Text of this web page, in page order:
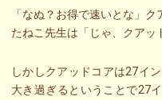
「なぬ？お得で速いとな」
たねこ先生は「じゃ、クアッ
しかしクアッドコアは27イ
大き過ぎるということで27